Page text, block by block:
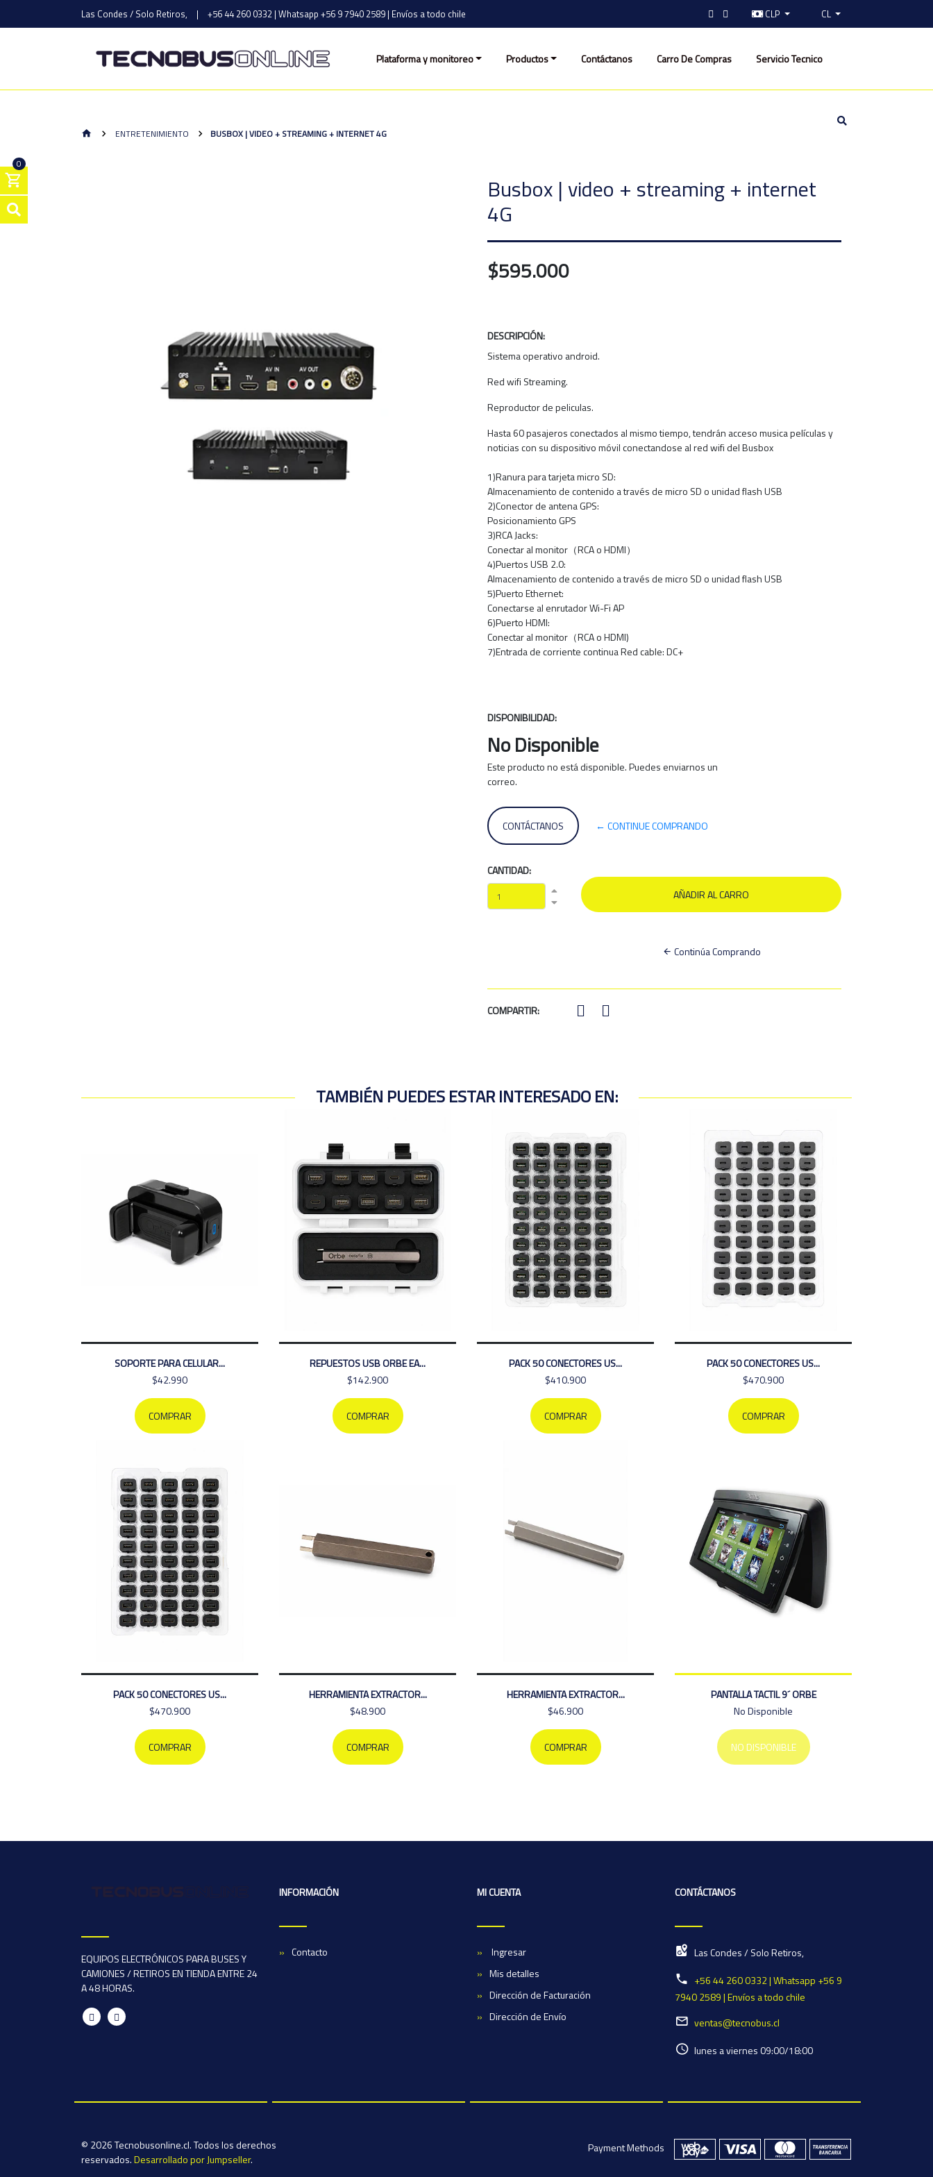
Las Condes / Solo Retiros, | +56 44 260 0332 | Whatsapp +56 9 7940 2589 | Envíos a todo chile CLP CL
Plataforma y monitoreo Productos Contáctanos Carro De Compras Servicio Tecnico
0
ENTRETENIMIENTO BUSBOX | VIDEO + STREAMING + INTERNET 4G
Busbox | video + streaming + internet
4G
$595.000
DESCRIPCIÓN:
Sistema operativo android.
Red wifi Streaming.
Reproductor de peliculas.
Hasta 60 pasajeros conectados al mismo tiempo, tendrán acceso musica películas y
noticias con su dispositivo móvil conectandose al red wifi del Busbox
1)Ranura para tarjeta micro SD:
Almacenamiento de contenido a través de micro SD o unidad flash USB
2)Conector de antena GPS:
Posicionamiento GPS
3)RCA Jacks:
Conectar al monitor（RCA o HDMI）
4)Puertos USB 2.0:
Almacenamiento de contenido a través de micro SD o unidad flash USB
5)Puerto Ethernet:
Conectarse al enrutador Wi-Fi AP
6)Puerto HDMI:
Conectar al monitor（RCA o HDMI)
7)Entrada de corriente continua Red cable: DC+
DISPONIBILIDAD:
No Disponible
Este producto no está disponible. Puedes enviarnos un
correo.
CONTÁCTANOS ← CONTINUE COMPRANDO
CANTIDAD:
Continúa Comprando
COMPARTIR:
TAMBIÉN PUEDES ESTAR INTERESADO EN:
SOPORTE PARA CELULAR...
$42.990
COMPRAR
REPUESTOS USB ORBE EA...
$142.900
COMPRAR
PACK 50 CONECTORES US...
$410.900
COMPRAR
PACK 50 CONECTORES US...
$470.900
COMPRAR
PACK 50 CONECTORES US...
$470.900
COMPRAR
HERRAMIENTA EXTRACTOR...
$48.900
COMPRAR
HERRAMIENTA EXTRACTOR...
$46.900
COMPRAR
PANTALLA TACTIL 9´ ORBE
No Disponible
NO DISPONIBLE
EQUIPOS ELECTRÓNICOS PARA BUSES Y
CAMIONES / RETIROS EN TIENDA ENTRE 24
A 48 HORAS.
INFORMACIÓN
Contacto
MI CUENTA
Ingresar
Mis detalles
Dirección de Facturación
Dirección de Envío
CONTÁCTANOS
Las Condes / Solo Retiros,
+56 44 260 0332 | Whatsapp +56 9
7940 2589 | Envíos a todo chile
ventas@tecnobus.cl
lunes a viernes 09:00/18:00
© 2026 Tecnobusonline.cl. Todos los derechos
reservados.Desarrollado por Jumpseller.
Payment Methods